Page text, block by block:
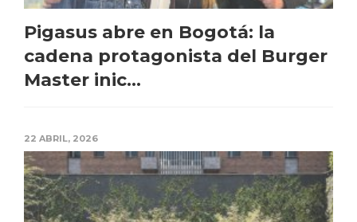
Pigasus abre en Bogotá: la
cadena protagonista del Burger
Master inic...
22 ABRIL, 2026